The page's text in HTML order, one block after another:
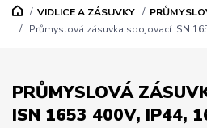
VIDLICE A ZÁSUVKY
Průmyslová zásuvka spojovací ISN
PRŮMYSLOVÁ
ISN 1653 400V, IP44,